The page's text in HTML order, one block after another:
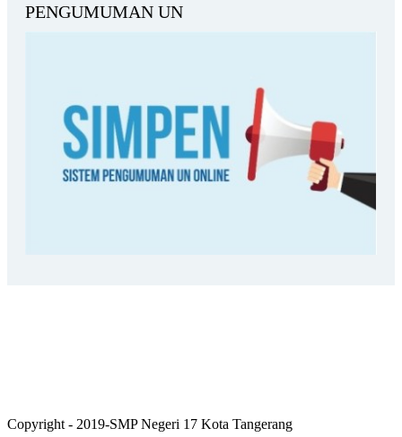
PENGUMUMAN UN
Copyright - 2019-SMP Negeri 17 Kota Tangerang